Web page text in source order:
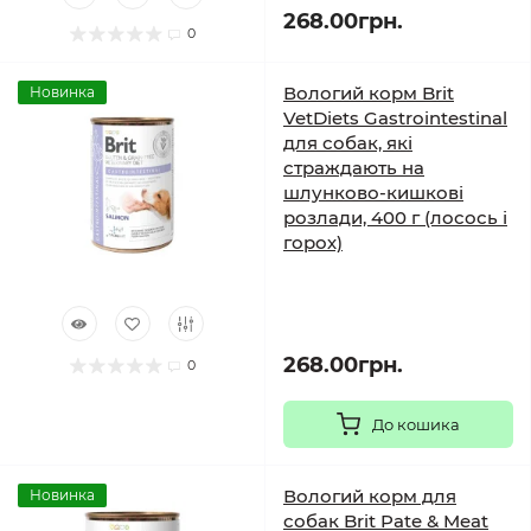
0 268.00грн.
Новинка
0
Вологий корм Brit
VetDiets Gastrointestinal
для собак, які
страждають на
шлунково-кишкові
розлади, 400 г (лосось і
горох)
268.00грн.
До кошика
Новинка
Вологий корм для
собак Brit Pate & Meat